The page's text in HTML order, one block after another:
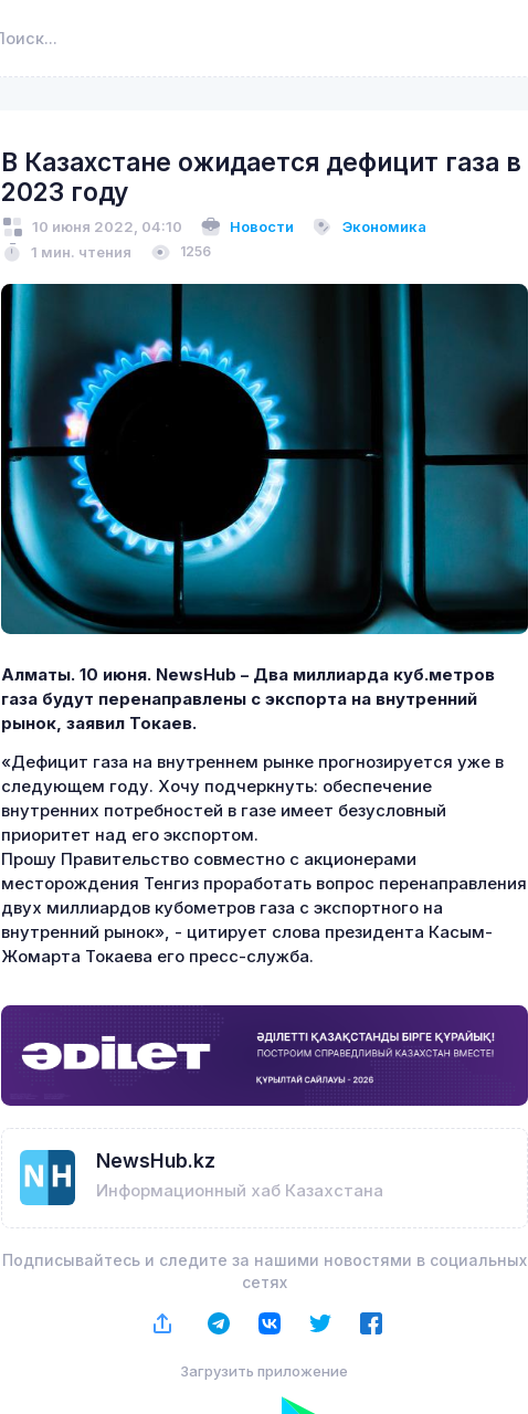
В Казахстане ожидается дефицит газа в
2023 году
10 июня 2022, 04:10 Новости
Экономика
1 мин. чтения
1256
Алматы. 10 июня. NewsHub – Два миллиарда куб.метров
газа будут перенаправлены с экспорта на внутренний
рынок, заявил Токаев.
«Дефицит газа на внутреннем рынке прогнозируется уже в
следующем году. Хочу подчеркнуть: обеспечение
внутренних потребностей в газе имеет безусловный
приоритет над его экспортом.
Прошу Правительство совместно с акционерами
месторождения Тенгиз проработать вопрос перенаправления
двух миллиардов кубометров газа с экспортного на
внутренний рынок», - цитирует слова президента Касым-
Жомарта Токаева его пресс-служба.
NewsHub.kz
Информационный хаб Казахстана
Подписывайтесь и следите за нашими новостями в социальных
сетях
Загрузить приложение